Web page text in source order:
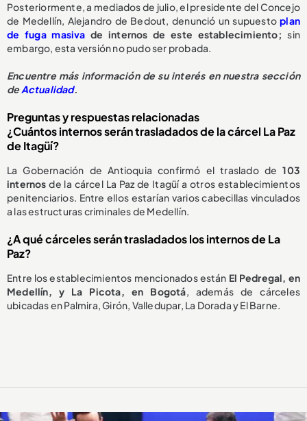
Posteriormente, a mediados de julio, el presidente del Concejo
de Medellín, Alejandro de Bedout, denunció un supuesto plan
de fuga masivade internos de este establecimiento;sin
embargo, esta versión no pudo ser probada.
Encuentre más información de su interés en nuestra sección
deActualidad.
Preguntas y respuestas relacionadas
¿Cuántos internos serán trasladados de la cárcel La Paz
de Itagüí?
La Gobernación de Antioquia confirmó el traslado de103
internos de la cárcel La Paz de Itagüí a otros establecimientos
penitenciarios. Entre ellos estarían varios cabecillas vinculados
a las estructuras criminales de Medellín.
¿A qué cárceles serán trasladados los internos de La
Paz?
Entre los establecimientos mencionados están El Pedregal, en
Medellín, y La Picota, en Bogotá, además de cárceles
ubicadas en Palmira, Girón, Valledupar, La Dorada y El Barne.